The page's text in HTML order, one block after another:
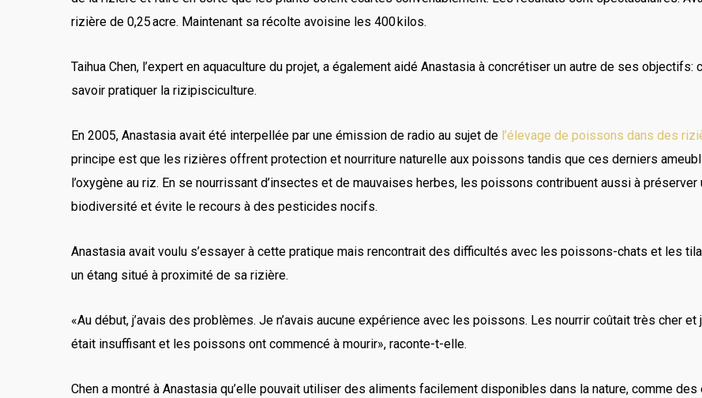
rizière de 0,25 acre. Maintenant sa récolte avoisine les 400 kilos.
Taihua Chen, l’expert en aquaculture du projet, a également aidé Anastasia à concrétiser un autre de ses
savoir pratiquer la rizipisciculture.
En 2005, Anastasia avait été interpellée par une émission de radio au sujet de l’élevage de poissons dans des
principe est que les rizières offrent protection et nourriture naturelle aux poissons tandis que ces derniers
l’oxygène au riz. En se nourrissant d’insectes et de mauvaises herbes, les poissons contribuent aussi à
biodiversité et évite le recours à des pesticides nocifs.
Anastasia avait voulu s’essayer à cette pratique mais rencontrait des difficultés avec les poissons-chats et les
un étang situé à proximité de sa rizière.
«Au début, j’avais des problèmes. Je n’avais aucune expérience avec les poissons. Les nourrir coûtait très cher et
était insuffisant et les poissons ont commencé à mourir», raconte-t-elle.
Chen a montré à Anastasia qu’elle pouvait utiliser des aliments facilement disponibles dans la nature, comme